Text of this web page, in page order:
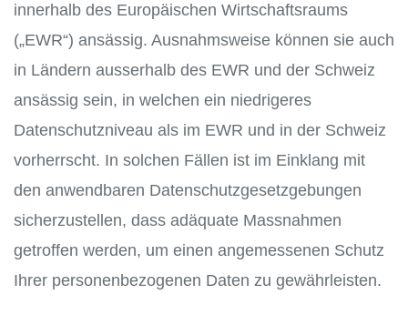
innerhalb des Europäischen Wirtschaftsraums
(„EWR“) ansässig. Ausnahmsweise können sie auch
in Ländern ausserhalb des EWR und der Schweiz
ansässig sein, in welchen ein niedrigeres
Datenschutzniveau als im EWR und in der Schweiz
vorherrscht. In solchen Fällen ist im Einklang mit
den anwendbaren Datenschutzgesetzgebungen
sicherzustellen, dass adäquate Massnahmen
getroffen werden, um einen angemessenen Schutz
Ihrer personenbezogenen Daten zu gewährleisten.